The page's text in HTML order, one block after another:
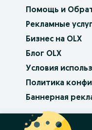
Помощь и
Рекламные
Бизнес на OLX
Блог OLX
Условия
Политика
Баннерная
OLX.bg